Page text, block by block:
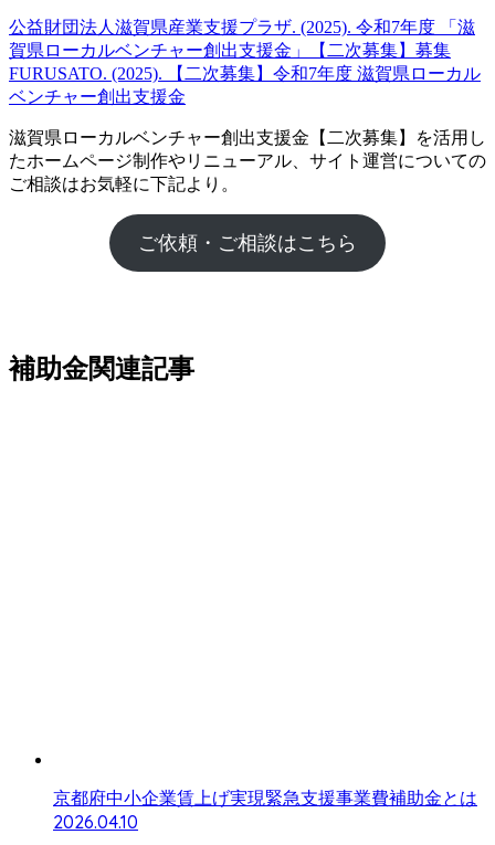
公益財団法人滋賀県産業支援プラザ. (2025). 令和7年度 「滋
賀県ローカルベンチャー創出支援金」【二次募集】募集
FURUSATO. (2025). 【二次募集】令和7年度 滋賀県ローカル
ベンチャー創出支援金
滋賀県ローカルベンチャー創出支援金【二次募集】を活用し
たホームページ制作やリニューアル、サイト運営についての
ご相談はお気軽に下記より。
ご依頼・ご相談はこちら
補助金関連記事
京都府中小企業賃上げ実現緊急支援事業費補助金とは
2026.04.10